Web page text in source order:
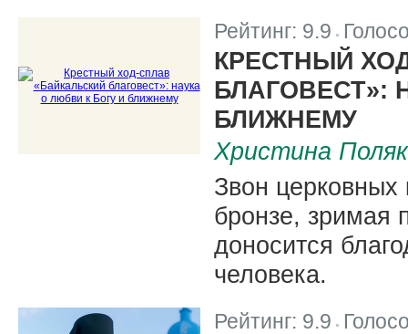
Рейтинг: 9.9
КРЕСТНЫЙ
БЛАГОВЕСТ»:
БЛИЖНЕМУ
Христина
Звон церковных
бронзе, зримая
доносится
человека.
Рейтинг: 9.9